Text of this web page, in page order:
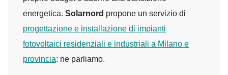
energetica. Solarnord propone un servizio di
progettazione e installazione di impianti
fotovoltaici residenziali e industriali a Milano e
provincia: ne parliamo.